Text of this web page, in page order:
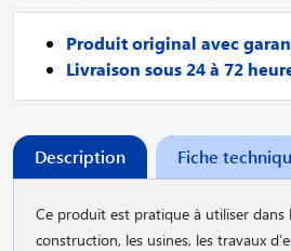
Produit original avec
Livraison sous 24 à 72
Description Fiche
Ce produit est pratique à utiliser dans
construction, les usines, les travaux